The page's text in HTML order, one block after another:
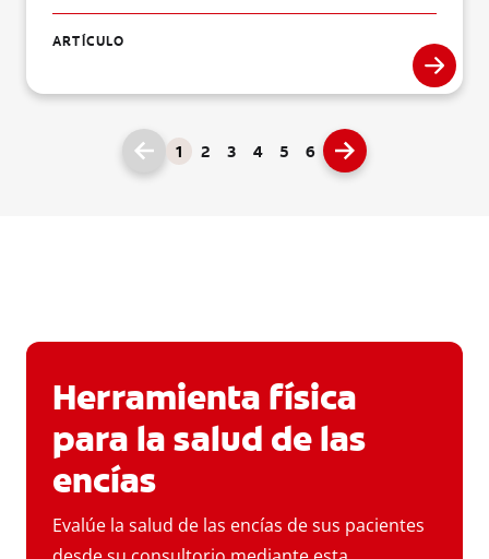
ARTÍCULO
1 2 3 4 5 6
Herramienta física
para la salud de las
encías
Evalúe la salud de las encías de sus pacientes